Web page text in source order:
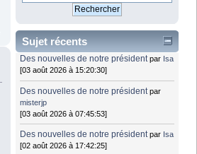
Sujet récents
Des nouvelles de notre président par Isa
[03 août 2026 à 15:20:30]
Des nouvelles de notre président par
misterjp
[03 août 2026 à 07:45:53]
Des nouvelles de notre président par Isa
[02 août 2026 à 17:42:25]